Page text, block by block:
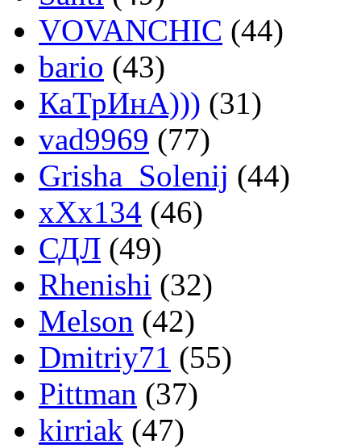
VOVANCHIC (44)
bario (43)
КаТрИнА))) (31)
vad9969 (77)
Grisha_Solenij (44)
xXx134 (46)
СДЛ (49)
Rhenishi (32)
Melson (42)
Dmitriy71 (55)
Pittman (37)
kirriak (47)